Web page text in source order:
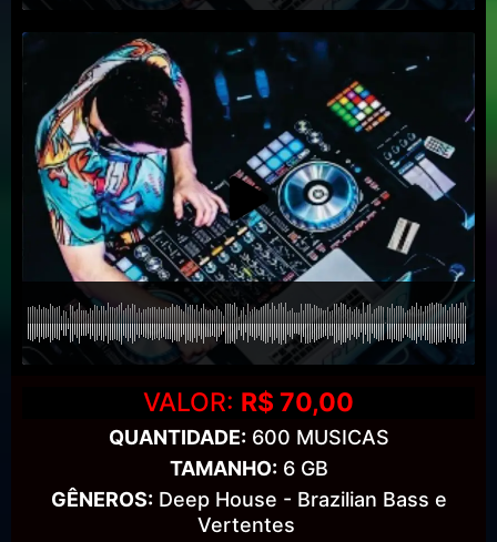
VALOR: R$ 70,00
QUANTIDADE:600 MUSICAS
TAMANHO:6 GB
GÊNEROS:Deep House - Brazilian Bass e
Vertentes